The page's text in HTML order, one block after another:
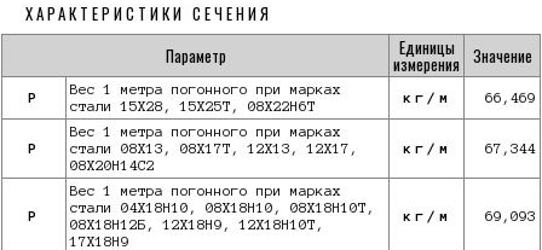
ХАРАКТЕРИСТИКИ СЕЧЕНИЯ
Параметр
Единицы
измерения Значение
P
Вес 1 метра погонного при марках
стали 15Х28, 15Х25Т, 08Х22Н6Т
кг/м 66,469
P
Вес 1 метра погонного при марках
стали 08Х13, 08Х17Т, 12Х13, 12Х17,
08Х20Н14С2
кг/м 67,344
P
Вес 1 метра погонного при марках
стали 04Х18Н10, 08Х18Н10, 08Х18Н10Т,
08Х18Н12Б, 12Х18Н9, 12Х18Н10Т,
17Х18Н9
кг/м 69,093